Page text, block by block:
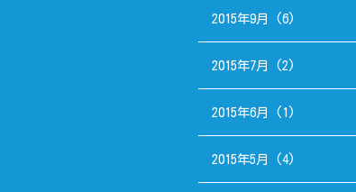
2015年9月 (6)
2015年7月 (2)
2015年6月 (1)
2015年5月 (4)